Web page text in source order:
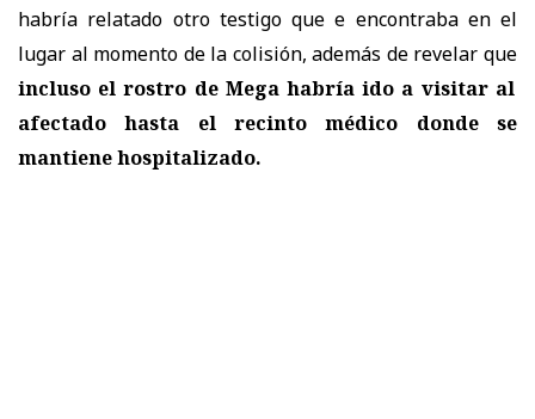
habría relatado otro testigo que e encontraba en el
lugar al momento de la colisión, además de revelar que
incluso el rostro de Mega habría ido a visitar al
afectado hasta el recinto médico donde se
mantiene hospitalizado.